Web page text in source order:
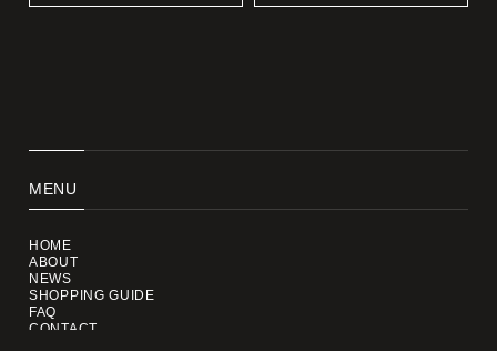
MENU
HOME
ABOUT
NEWS
SHOPPING GUIDE
FAQ
CONTACT